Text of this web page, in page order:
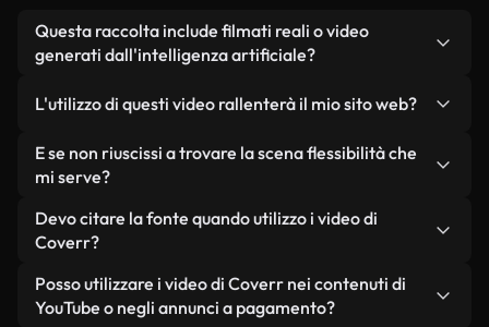
Questa raccolta include filmati reali o video
generati dall'intelligenza artificiale?
da filmati reali, girati da persone, relativi a
flessibilità, e da video generati dall'intelligenza
artificiale. Ogni video è chiaramente etichettato,
L'utilizzo di questi video rallenterà il mio sito web?
Non se scegli le nostre versioni ottimizzate.
Offriamo formati leggeri e pronti per il web,
mantengono alta la qualità, riducono al minimo i
tempi di caricamento e migliorano parametri
come LCP.
E se non riuscissi a trovare la scena flessibilità che
mi serve?
Puoi crearne uno all'istante utilizzando Coverr AI
Studio. Ti basta descrivere la scena, ad esempio
pochi secondi un video personalizzato in
conformità con i nostri standard di licenza.
Devo citare la fonte quando utilizzo i video di
Coverr?
Non è richiesto alcun riconoscimento dell'autore.
Tutti i video presenti nella nostra libreria sono
Posso utilizzare i video di Coverr nei contenuti di
YouTube o negli annunci a pagamento?